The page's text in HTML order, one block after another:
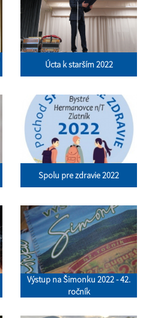
Úcta k starším 2022
Spolu pre zdravie 2022
Výstup na Šimonku 2022 - 42.
ročník